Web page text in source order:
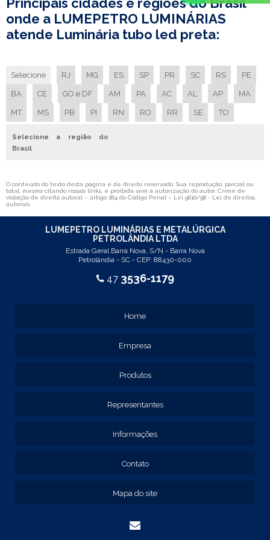
LUMINARIA HERMETICA PRECO
LUMINARIA IP65
LUMINARIA LED FABRICANTE
LUMINARIA SIMPLES
LUMINARIA SIMPLES PREÇO
LUMINARIA TUBULAR ALETADA
CAIXA DE COMANDO
CAIXA DE COMANDO ELÉTRICO
CAIXA DE PASSAGEM ELÉTRICA METÁLICA
CAIXA METÁLICA ELÉTRICA
EMPRESA DE QUADRO DE COMANDO
QUADRO DE COMANDO 40X30X20
onde a LUMEPETRO LUMINÁRIAS
atende Luminária tubo led preta:
Selecione RJ MG ES SP PR SC RS PE
BA CE GO e DF AM PA AC AL AP MA
MT MS PB PI RN RO RR SE TO
Selecione a região do
Brasil
O conteúdo do texto desta página é de direito reservado. Sua reprodução, parcial ou
total, mesmo citando nossos links, é proibida sem a autorização do autor. Crime de
violação de direito autoral – artigo 184 do Código Penal – Lei 9610/98 - Lei de direitos
autorais
LUMEPETRO LUMINÁRIAS E METALÚRGICA
PETROLÂNDIA LTDA
Estrada Geral Barra Nova, S/N - Barra Nova
Petrolândia - SC - CEP: 88430-000
47 3536-1179
Home
Empresa
Produtos
Representantes
Informações
Contato
Mapa do site